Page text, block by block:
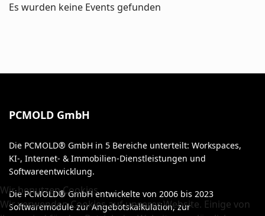
Es wurden keine Events gefunden
PCMOLD GmbH
Die PCMOLD® GmbH in 5 Bereiche unterteilt: Workspaces,
KI-, Internet- & Immobilien-Dienstleistungen und
Softwareentwicklung.
Die PCMOLD® GmbH entwickelte von 2006 bis 2023
Softwaremodule zur Angebotskalkulation, zur
Wir benutzen Cookies
Wir verwenden Cookies auf unserer Website. Einige von